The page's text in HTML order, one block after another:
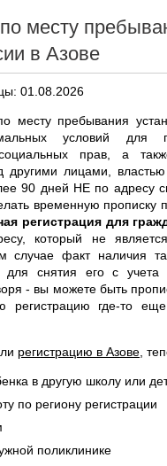
месту
в Азове
01.08.2026
пребывания
условий для
прав, а
другими лицами,
90 дней НЕ по адресу
временную прописку
регистрация для
который не
случае факт наличия
для снятия его с
- вы можете быть
регистрацию где-то
регистрацию в Азове ,
в другую школу или
по региону регистрации
поликлинике